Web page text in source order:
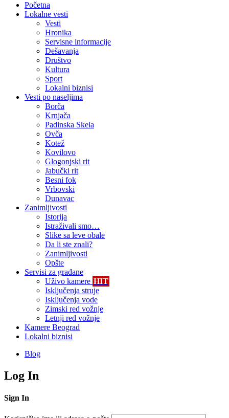
Početna
Lokalne vesti
Vesti
Hronika
Servisne informacije
Dešavanja
Društvo
Kultura
Sport
Lokalni biznisi
Vesti po naseljima
Borča
Krnjača
Padinska Skela
Ovča
Kotež
Kovilovo
Glogonjski rit
Jabučki rit
Besni fok
Vrbovski
Dunavac
Zanimljivosti
Istorija
Istraživali smo…
Slike sa leve obale
Da li ste znali?
Zanimljivosti
Opšte
Servisi za građane
Uživo kamere HIT
Isključenja struje
Isključenja vode
Zimski red vožnje
Letnji red vožnje
Kamere Beograd
Lokalni biznisi
Blog
Log In
Sign In